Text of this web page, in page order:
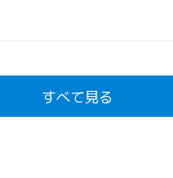
すべて見る